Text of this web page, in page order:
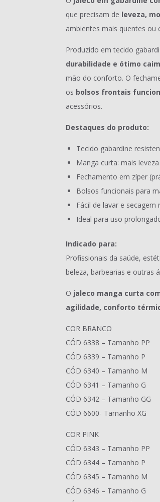
que precisam de leveza,
ambientes mais quentes ou
Produzido em tecido
durabilidade e ótimo
mão do conforto. O
os bolsos frontais
acessórios.
Destaques do produto:
Tecido gabardine
Manga curta: mais
Fechamento em zíper
Bolsos funcionais para
Fácil de lavar e secagem
Ideal para uso
Indicado para:
Profissionais da saúde,
beleza, barbearias e outras
O jaleco manga curta
agilidade, conforto
COR BRANCO
CÓD 6338 – Tamanho PP
CÓD 6339 – Tamanho P
CÓD 6340 – Tamanho M
CÓD 6341 – Tamanho G
CÓD 6342 – Tamanho GG
CÓD 6600- Tamanho XG
COR PINK
CÓD 6343 – Tamanho PP
CÓD 6344 – Tamanho P
CÓD 6345 – Tamanho M
CÓD 6346 – Tamanho G